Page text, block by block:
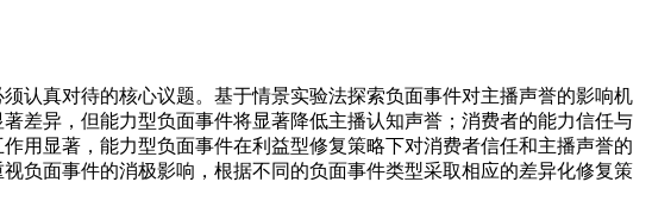
认真对待的核心议题。基于情景实验法探索负面事件对主播声誉的影响机
差异，但能力型负面事件将显著降低主播认知声誉；消费者的能力信任与
用显著，能力型负面事件在利益型修复策略下对消费者信任和主播声誉的
负面事件的消极影响，根据不同的负面事件类型采取相应的差异化修复策